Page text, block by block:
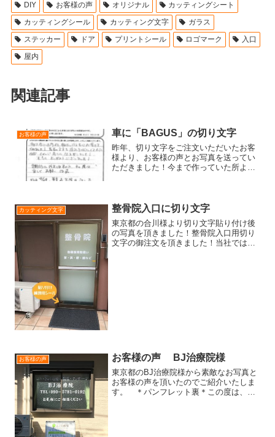
DIY
お客様の声 オリジナル
カッティングシート
カッティングシール
カッティング文字
ガラス
ステッカー
ドア プリントシール ロゴマーク
入口
屋内
関連記事
お客様の声 車に「BAGUS」の切り文字
昨年、切り文字をご注文いただいたお客
様より、お客様の声とお写真を送ってい
ただきました！今まで作っていた所よ
本当にありがとうございまし...
カッティング文字 整骨院入口に切り文字
東京都の合川様より切り文字貼り付け後
の写真を頂きました！整骨院入口用切り
文字の御注文を頂きました！当社では、
お客様の声 お客様の声 BJ治療院様
東京都のBJ治療院様から素敵なお写真と
お客様の声を頂いたのでご紹介いたしま
す。 ＊パンフレット裏＊この度は、鍼